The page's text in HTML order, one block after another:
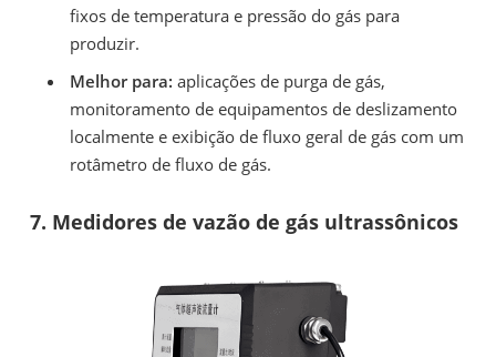
fixos de temperatura e pressão do gás para
produzir.
Melhor para: aplicações de purga de gás,
monitoramento de equipamentos de deslizamento
localmente e exibição de fluxo geral de gás com um
rotâmetro de fluxo de gás.
7. Medidores de vazão de gás ultrassônicos